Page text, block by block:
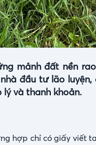
mảnh đất nền
đầu tư lão
lý và thanh khoản.
hợp chỉ có giấy viết